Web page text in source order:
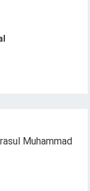
Muhammad